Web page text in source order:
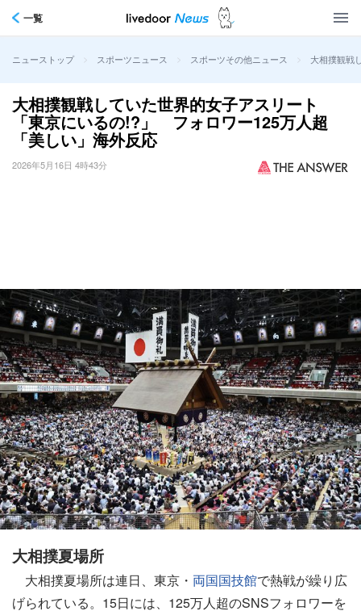
一覧
ニューストップ > スポーツニュース > スポーツその他ニュース > 大相撲観戦
大相撲観戦していた世界的女子アスリート
「東京にいるの!?」 フォロワー125万人超
「美しい」海外反応
2026年5月16日 4時43分
大相撲夏場所
大相撲夏場所は連日、東京・ 両国国技館で熱戦が繰り広
げられている。15日には、125万人超のSNSフォロワーを